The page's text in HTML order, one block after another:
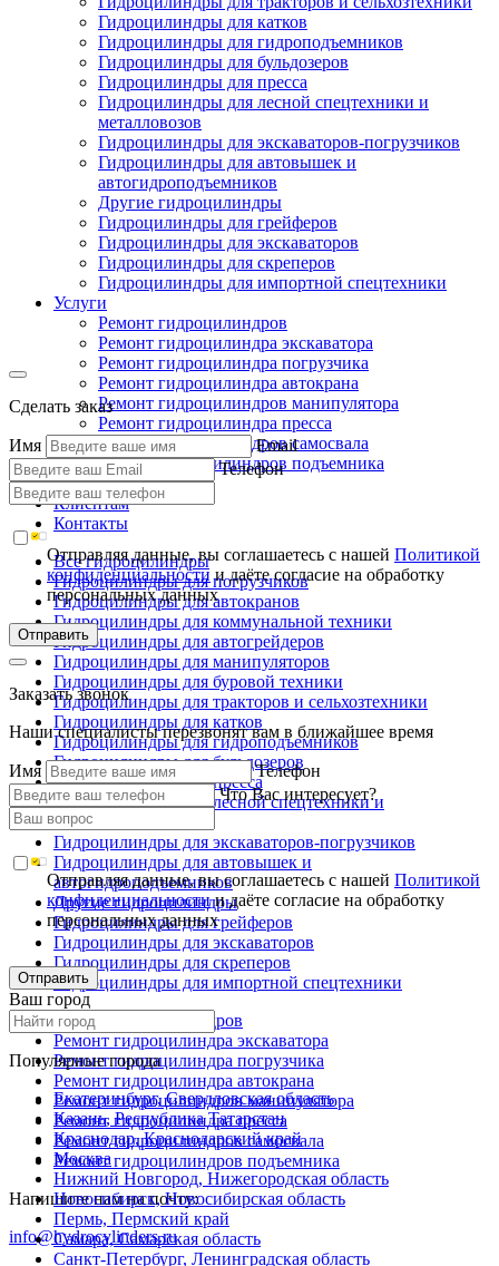
Гидроцилиндры для катков
Гидроцилиндры для гидроподъемников
Гидроцилиндры для бульдозеров
Гидроцилиндры для пресса
Гидроцилиндры для лесной спецтехники и
металловозов
Гидроцилиндры для экскаваторов-погрузчиков
Гидроцилиндры для автовышек и
автогидроподъемников
Другие гидроцилиндры
Гидроцилиндры для грейферов
Гидроцилиндры для экскаваторов
Гидроцилиндры для скреперов
Гидроцилиндры для импортной спецтехники
Услуги
Ремонт гидроцилиндров
Ремонт гидроцилиндра экскаватора
Ремонт гидроцилиндра погрузчика
Ремонт гидроцилиндра автокрана
Ремонт гидроцилиндров манипулятора
Ремонт гидроцилиндра пресса
Ремонт гидроцилиндров самосвала
Ремонт гидроцилиндров подъемника
Производство
Клиентам
Контакты
Все гидроцилиндры
Гидроцилиндры для погрузчиков
Гидроцилиндры для автокранов
Гидроцилиндры для коммунальной техники
Гидроцилиндры для автогрейдеров
Гидроцилиндры для манипуляторов
Гидроцилиндры для буровой техники
Гидроцилиндры для тракторов и сельхозтехники
Гидроцилиндры для катков
Гидроцилиндры для гидроподъемников
Гидроцилиндры для бульдозеров
Гидроцилиндры для пресса
Гидроцилиндры для лесной спецтехники и
металловозов
Гидроцилиндры для экскаваторов-погрузчиков
Гидроцилиндры для автовышек и
автогидроподъемников
Другие гидроцилиндры
Гидроцилиндры для грейферов
Гидроцилиндры для экскаваторов
Гидроцилиндры для скреперов
Гидроцилиндры для импортной спецтехники
Ремонт гидроцилиндров
Ремонт гидроцилиндра экскаватора
Ремонт гидроцилиндра погрузчика
Ремонт гидроцилиндра автокрана
Ремонт гидроцилиндров манипулятора
Ремонт гидроцилиндра пресса
Ремонт гидроцилиндров самосвала
Ремонт гидроцилиндров подъемника
Напишите нам на почту:
info@hydrocylinders.ru
Сделать заказ
Имя
Email
Телефон
Отправляя данные, вы соглашаетесь с нашейПолитикой
конфиденциальностии даёте согласие на обработку
персональных данных
Отправить
Заказать звонок
Наши специалисты перезвонят вам в ближайшее время
Имя
Телефон
Что Вас интересует?
Отправляя данные, вы соглашаетесь с нашейПолитикой
конфиденциальностии даёте согласие на обработку
персональных данных
Отправить
Ваш город
Популярные города
Екатеринбург, Свердловская область
Казань, Республика Татарстан
Краснодар, Краснодарский край
Москва
Нижний Новгород, Нижегородская область
Новосибирск, Новосибирская область
Пермь, Пермский край
Самара, Самарская область
Санкт-Петербург, Ленинградская область